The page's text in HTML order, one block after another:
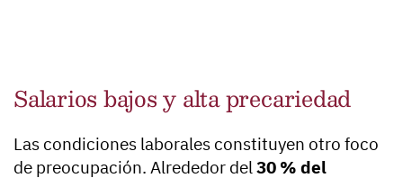
Salarios bajos y alta precariedad
Las condiciones laborales constituyen otro foco
de preocupación. Alrededor del30 % del